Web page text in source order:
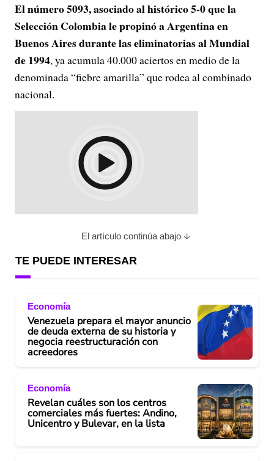
El número 5093, asociado al histórico 5-0 que la
Selección Colombia le propinó a Argentina en
Buenos Aires durante las eliminatorias al Mundial
de 1994, ya acumula 40.000 aciertos en medio de la
denominada “fiebre amarilla” que rodea al combinado
nacional.
El artículo continúa abajo
TE PUEDE INTERESAR
Economía
Venezuela prepara el mayor anuncio
de deuda externa de su historia y
negocia reestructuración con
acreedores
Economía
Revelan cuáles son los centros
comerciales más fuertes: Andino,
Unicentro y Bulevar, en la lista